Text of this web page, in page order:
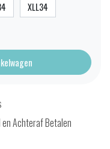
XLL34
Achteraf Betalen